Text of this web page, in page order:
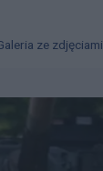
ze zdjęciami